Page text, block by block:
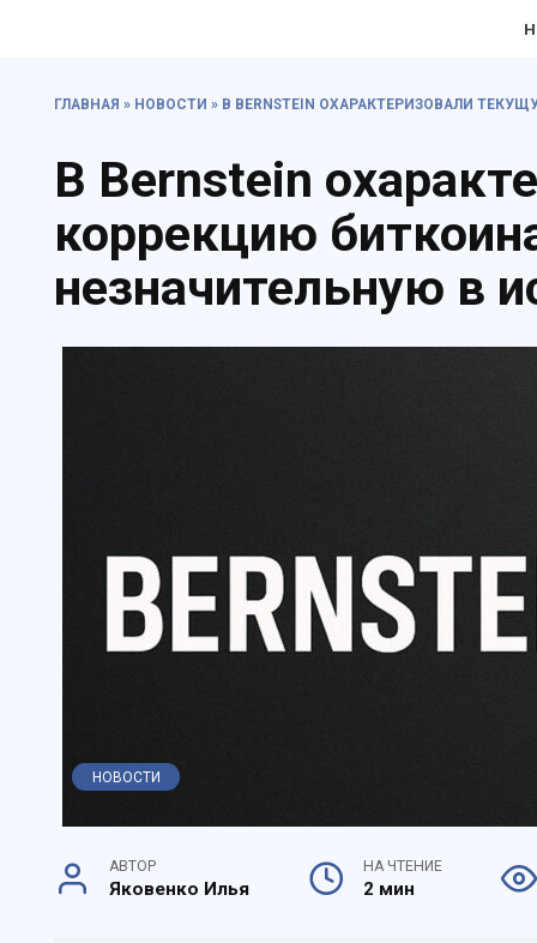
ГЛАВНАЯ » НОВОСТИ » В BERNSTEIN ОХАРАКТЕРИЗОВАЛИ
В Bernstein
коррекцию
незначительную в
НОВОСТИ
АВТОР
Яковенко Илья
НА ЧТЕНИЕ
2 мин